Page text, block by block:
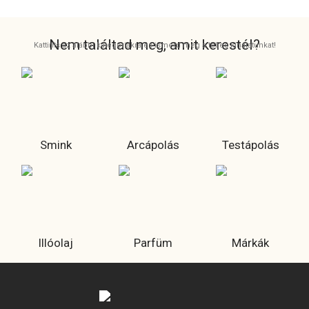
Nem találtad meg, amit kerestél?
Kattints az alábbi kategóriákra és ismerd meg a teljes kínálatunkat!
Smink Arcápolás Testápolás
Illóolaj Parfüm Márkák